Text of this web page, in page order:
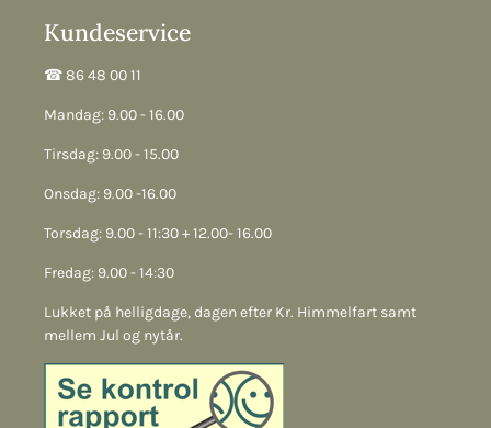
Kundeservice
☎︎ 86 48 00 11
Mandag: 9.00 - 16.00
Tirsdag: 9.00 - 15.00
Onsdag: 9.00 -16.00
Torsdag: 9.00 - 11:30 + 12.00- 16.00
Fredag: 9.00 - 14:30
Lukket på helligdage, dagen efter Kr. Himmelfart samt
mellem Jul og nytår.